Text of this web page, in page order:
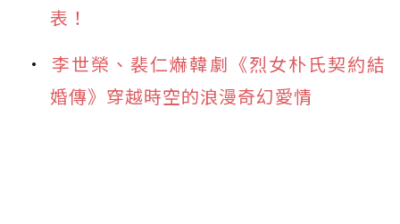
表！
李世榮、裴仁爀韓劇《烈女朴氏契約結
婚傳》穿越時空的浪漫奇幻愛情